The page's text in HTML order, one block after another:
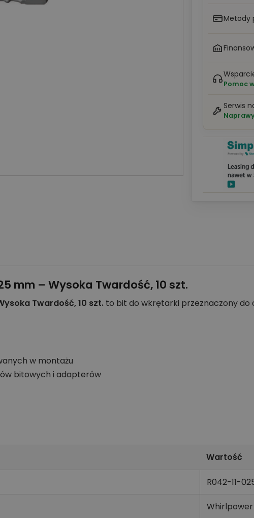
Metody
Pomoc
Serwis
mm – Wysoka Twardość, 10 szt.
Twardość, 10 szt. to bit do wkrętarki przeznaczony
w montażu
bitowych i adapterów
Wartość
R042-11-
Whirlpower